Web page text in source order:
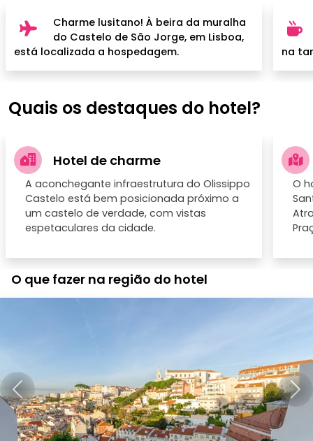
Charme lusitano! À beira da muralha
do Castelo de São Jorge, em Lisboa,
está localizada a hospedagem.
na
Quais os destaques do hotel?
Hotel de charme
A aconchegante infraestrutura do Olissippo
Castelo está bem posicionada próximo a
um castelo de verdade, com vistas
espetaculares da cidade.
O
O que fazer na região do hotel
Anterior